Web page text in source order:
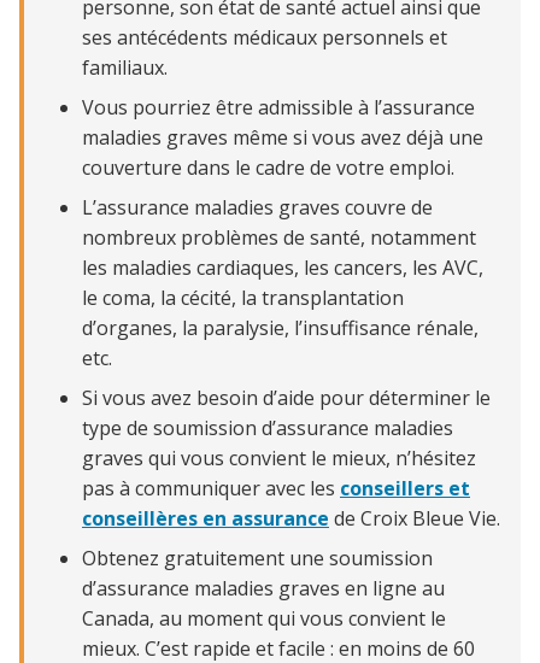
personne, son état de santé actuel ainsi que
ses antécédents médicaux personnels et
familiaux.
Vous pourriez être admissible à l’assurance
maladies graves même si vous avez déjà une
couverture dans le cadre de votre emploi.
L’assurance maladies graves couvre de
nombreux problèmes de santé, notamment
les maladies cardiaques, les cancers, les AVC,
le coma, la cécité, la transplantation
d’organes, la paralysie, l’insuffisance rénale,
etc.
Si vous avez besoin d’aide pour déterminer le
type de soumission d’assurance maladies
graves qui vous convient le mieux, n’hésitez
pas à communiquer avec les conseillers et
conseillères en assurance de Croix Bleue Vie.
Obtenez gratuitement une soumission
d’assurance maladies graves en ligne au
Canada, au moment qui vous convient le
mieux. C’est rapide et facile : en moins de 60